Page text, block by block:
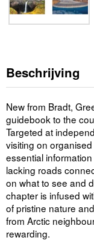
Beschrijving
New from Bradt,
guidebook to the
Targeted at
visiting on
essential
lacking roads
on what to see and
chapter is infused
of pristine nature
from Arctic
rewarding.